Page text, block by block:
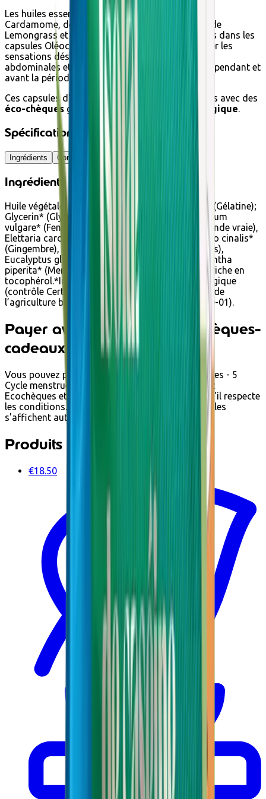
Les huiles essentielles de Lavande, de Fenouil, de
Cardamome, de Gingembre, de Menthe poivrée, de
Lemongrass et d’Eucalyptus globuleux contenues dans les
capsules Oléocaps+ 5 BIO permettent de soulager les
sensations désagréables au niveau des crampes
abdominales et de maintenir un équilibre mental pendant et
avant la période des règles.
Ces capsules d'huiles essentielles sont achetables avec des
éco-chèques grâce au label Agriculture Biologique.
Spécifications
Ingrédients Conseils d'utilisation
Ingrédients
Huile végétale: Brassica napus* (Colza); Gelatin* (Gélatine);
Glycerin* (Glycerine); Huiles essentielles: Foeniculum
vulgare* (Fenouil), Lavandula angustifolia* (Lavande vraie),
Elettaria cardamomum* (Cardamome), Zingiber o cinalis*
(Gingembre), Cymbopogon citratus* (Lemongrass),
Eucalyptus globulus* (Eucalyptus globuleux), Mentha
piperita* (Menthe poivrée); Antioxydant : extrait riche en
tocophérol.*Ingrédient issu de l’agriculture biologique
(contrôle Certisys BE-BIO-01) - BIO signifie : issu de
l’agriculture biologique (contrôle Certisys BE-BIO-01).
Payer avec Ecochèques et Chèques-
cadeaux
Vous pouvez payer Capsules aux huiles essentielles - 5
Cycle menstruel BIO - 30 caps chez Ecoshop avec
Ecochèques et Chèques-cadeaux Edenred lorsqu'il respecte
les conditions. Les options de paiement disponibles
s'affichent automatiquement au paiement.
Produits associés
€18.50